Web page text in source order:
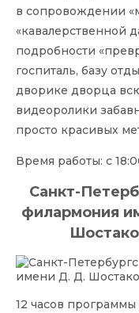
в сопровождении
«кавалерственной
подробности
госпиталь, базу
дворике дворца
видеоролики
просто красивых
Время работы: с
Санкт-
филармония
12 часов